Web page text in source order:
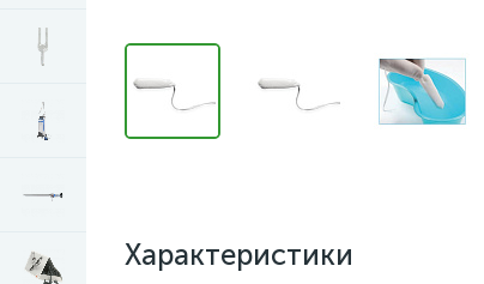
Характеристики